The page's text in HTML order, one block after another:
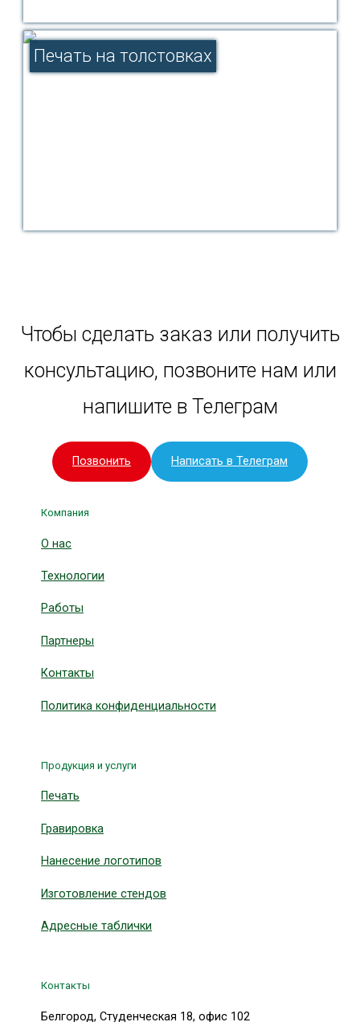
Печать на толстовках
Чтобы сделать заказ или получить
консультацию, позвоните нам или
напишите в Телеграм
Позвонить Написать в Телеграм
Компания
О нас
Технологии
Работы
Партнеры
Контакты
Политика конфиденциальности
Продукция и услуги
Печать
Гравировка
Нанесение логотипов
Изготовление стендов
Адресные таблички
Контакты
Белгород, Студенческая 18, офис 102